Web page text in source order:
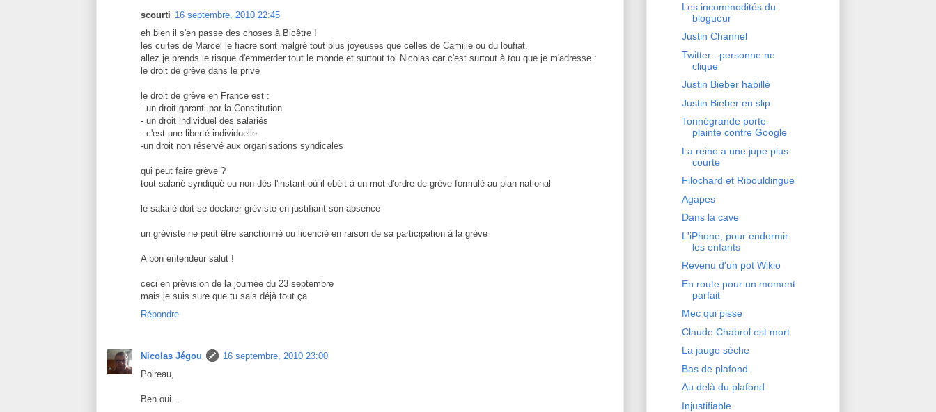
scourti 16 septembre, 2010 22:45
eh bien il s'en passe des choses à Bicêtre !
les cuites de Marcel le fiacre sont malgré tout plus joyeuses que celles de Camille ou du loufiat.
allez je prends le risque d'emmerder tout le monde et surtout toi Nicolas car c'est surtout à tou que je m'adresse :
le droit de grève dans le privé
le droit de grève en France est :
- un droit garanti par la Constitution
- un droit individuel des salariés
- c'est une liberté individuelle
-un droit non réservé aux organisations syndicales
qui peut faire grève ?
tout salarié syndiqué ou non dès l'instant où il obéit à un mot d'ordre de grève formulé au plan national
le salarié doit se déclarer gréviste en justifiant son absence
un gréviste ne peut être sanctionné ou licencié en raison de sa participation à la grève
A bon entendeur salut !
ceci en prévision de la journée du 23 septembre
mais je suis sure que tu sais déjà tout ça
Répondre
Nicolas Jégou
16 septembre, 2010 23:00
Poireau,
Ben oui...
Les incommodités du
blogueur
Justin Channel
Twitter : personne ne
clique
Justin Bieber habillé
Justin Bieber en slip
Tonnégrande porte
plainte contre Google
La reine a une jupe plus
courte
Filochard et Ribouldingue
Agapes
Dans la cave
L'iPhone, pour endormir
les enfants
Revenu d'un pot Wikio
En route pour un moment
parfait
Mec qui pisse
Claude Chabrol est mort
La jauge sèche
Bas de plafond
Au delà du plafond
Injustifiable